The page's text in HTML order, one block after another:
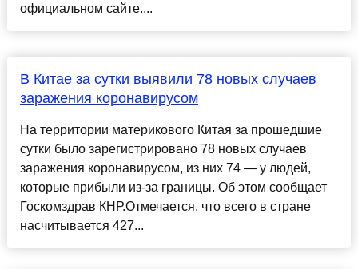
официальном сайте....
В Китае за сутки выявили 78 новых случаев
заражения коронавирусом
На территории материкового Китая за прошедшие
сутки было зарегистрировано 78 новых случаев
заражения коронавирусом, из них 74 — у людей,
которые прибыли из-за границы. Об этом сообщает
Госкомздрав КНР.Отмечается, что всего в стране
насчитывается 427...